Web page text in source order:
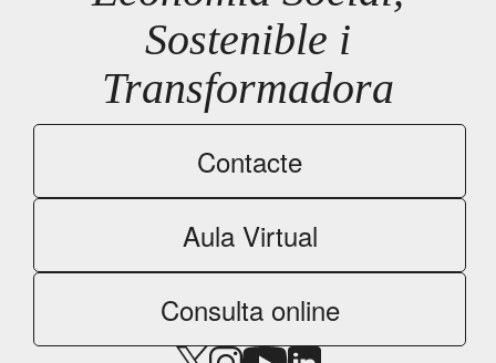
Sostenible i
Transformadora
Contacte
Aula Virtual
Consulta online